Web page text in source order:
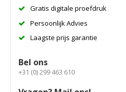
Gratis digitale proefdruk
Persoonlijk Advies
Laagste prijs garantie
Bel ons
+31 (0) 299 463 610